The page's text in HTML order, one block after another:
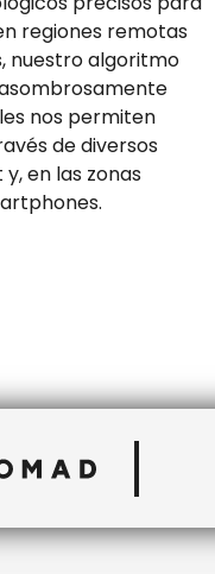
regiones remotas
nuestro algoritmo
nos permiten
de diversos
en las zonas